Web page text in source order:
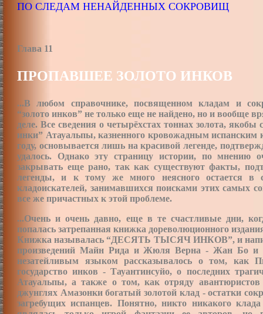
ПО СЛЕДАМ НЕНАЙДЕННЫХ СОКРОВИЩ
Глава 11
ПРОПАВШЕЕ ЗОЛОТО ИНКОВ
...В любом справочнике, посвященном кладам и
“золото инков” не только еще не найдено, но и вообще
деле. Все сведения о четырёхстах тоннах золота, якобы
инки” Атауальпы, казненного кровожадным
году, основывается лишь на красивой легенде,
удалось. Однако эту страницу истории, по мнению
закрывать еще рано, так как существуют факты,
легенды, и к тому же много неясного остается в
кладоискателей, занимавшихся поисками этих самых
все же причастных к этой проблеме.
...Очень и очень давно, еще в те счастливые дни,
попалась затрепанная книжка дореволюционного
Книжка называлась “ДЕСЯТЬ ТЫСЯЧ ИНКОВ”, и
произведений Майн Рида и Жюля Верна - Жан Бо и
незатейливым языком рассказывалось о том, как
государство инков - Тауантинсуйо, о последних
Атауальпы, а также о том, как отряду
джунглях Амазонки богатый золотой клад - остатки
загребущих испанцев. Понятно, никто никакого